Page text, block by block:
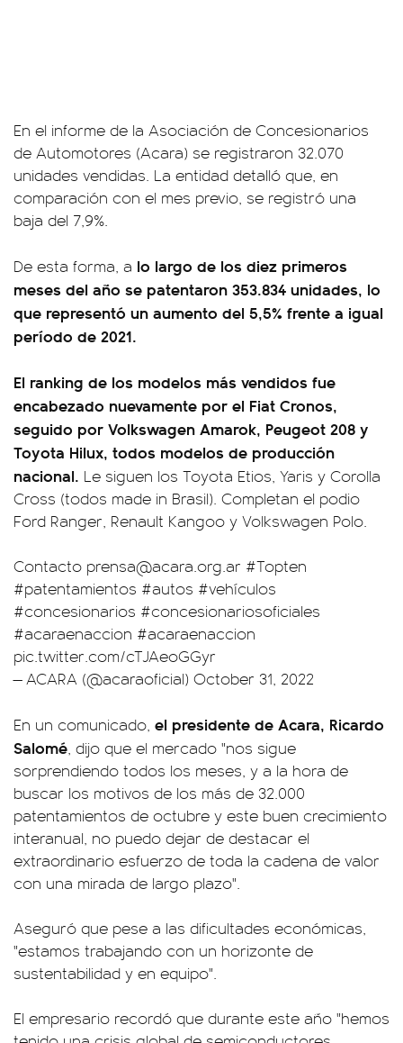
En el informe de la Asociación de Concesionarios
de Automotores (Acara) se registraron 32.070
unidades vendidas. La entidad detalló que, en
comparación con el mes previo, se registró una
baja del 7,9%.
De esta forma, a lo largo de los diez primeros
meses del año se patentaron 353.834 unidades, lo
que representó un aumento del 5,5% frente a igual
período de 2021.
El ranking de los modelos más vendidos fue
encabezado nuevamente por el Fiat Cronos,
seguido por Volkswagen Amarok, Peugeot 208 y
Toyota Hilux, todos modelos de producción
nacional. Le siguen los Toyota Etios, Yaris y Corolla
Cross (todos made in Brasil). Completan el podio
Ford Ranger, Renault Kangoo y Volkswagen Polo.
Contacto prensa@acara.org.ar #Topten
#patentamientos #autos #vehículos
#concesionarios #concesionariosoficiales
#acaraenaccion #acaraenaccion
pic.twitter.com/cTJAeoGGyr
— ACARA (@acaraoficial) October 31, 2022
En un comunicado, el presidente de Acara, Ricardo
Salomé, dijo que el mercado "nos sigue
sorprendiendo todos los meses, y a la hora de
buscar los motivos de los más de 32.000
patentamientos de octubre y este buen crecimiento
interanual, no puedo dejar de destacar el
extraordinario esfuerzo de toda la cadena de valor
con una mirada de largo plazo".
Aseguró que pese a las dificultades económicas,
"estamos trabajando con un horizonte de
sustentabilidad y en equipo".
El empresario recordó que durante este año "hemos